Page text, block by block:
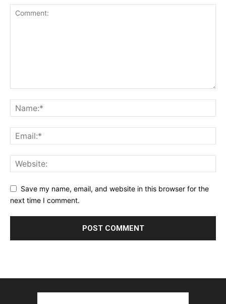
Save my name, email, and website in this browser for the
next time I comment.